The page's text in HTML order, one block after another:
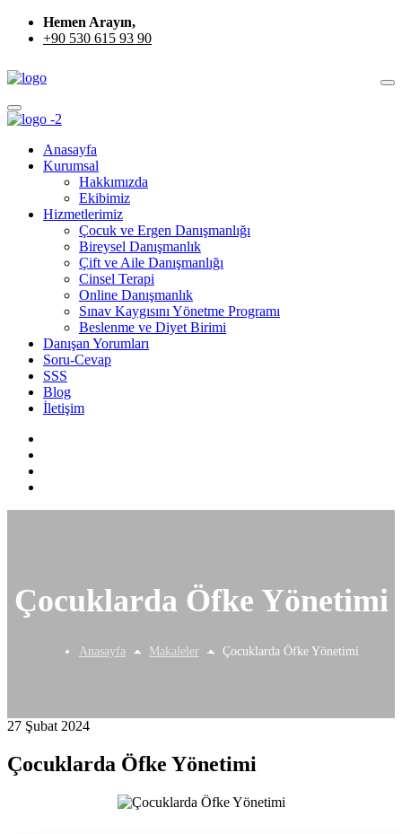
Hemen Arayın,
+90 530 615 93 90
Anasayfa
Kurumsal
Hakkımızda
Ekibimiz
Hizmetlerimiz
Çocuk ve Ergen Danışmanlığı
Bireysel Danışmanlık
Çift ve Aile Danışmanlığı
Cinsel Terapi
Online Danışmanlık
Sınav Kaygısını Yönetme Programı
Beslenme ve Diyet Birimi
Danışan Yorumları
Soru-Cevap
SSS
Blog
İletişim
Çocuklarda Öfke Yönetimi
Anasayfa Makaleler Çocuklarda Öfke Yönetimi
27 Şubat 2024
Çocuklarda Öfke Yönetimi